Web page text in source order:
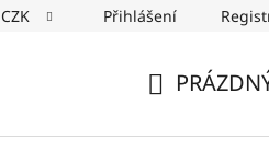
CZK Přihlášení